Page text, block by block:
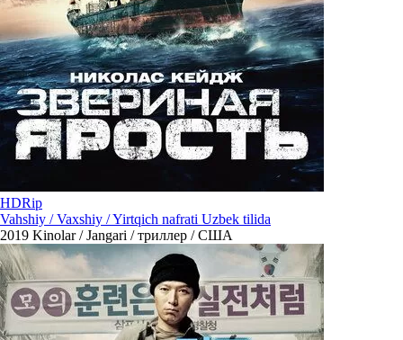
HDRip
Vahshiy / Vaxshiy / Yirtqich nafrati Uzbek tilida
2019 Kinolar / Jangari / триллер / США